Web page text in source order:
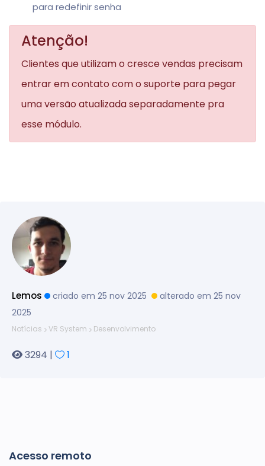
para redefinir senha
Atenção!
Clientes que utilizam o cresce vendas precisam
entrar em contato com o suporte para pegar
uma versão atualizada separadamente pra
esse módulo.
Lemos criado em 25 nov 2025
alterado em 25 nov
2025
Notícias VR System Desenvolvimento
3294 | 1
Acesso remoto